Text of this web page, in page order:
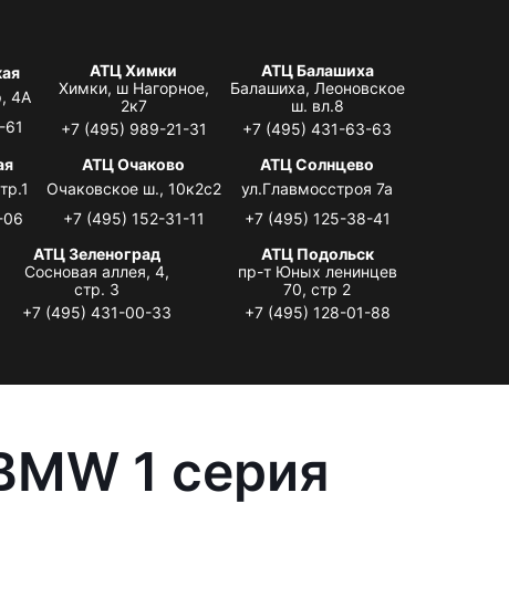
4А
АТЦ Химки
Химки, ш Нагорное,
2к7
+7 (495) 989-21-31
АТЦ Балашиха
Балашиха, Леоновское
ш. вл.8
+7 (495) 431-63-63
06
АТЦ Очаково
Очаковское ш., 10к2с2
+7 (495) 152-31-11
АТЦ Солнцево
ул.Главмосстроя 7а
+7 (495) 125-38-41
АТЦ Зеленоград
Сосновая аллея, 4,
стр. 3
+7 (495) 431-00-33
АТЦ Подольск
пр-т Юных ленинцев
70, стр 2
+7 (495) 128-01-88
1 серия